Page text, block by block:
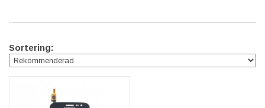
Sortering: